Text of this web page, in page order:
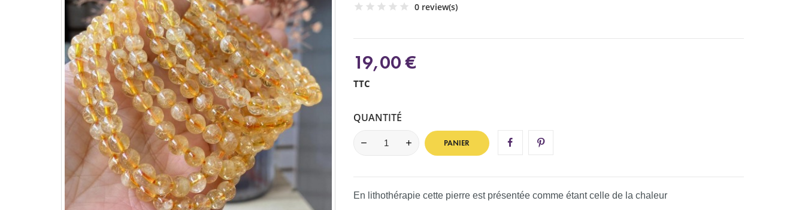
0 review(s)
19,00 €
TTC
QUANTITÉ
PANIER
En lithothérapie cette pierre est présentée comme étant celle de la chaleur